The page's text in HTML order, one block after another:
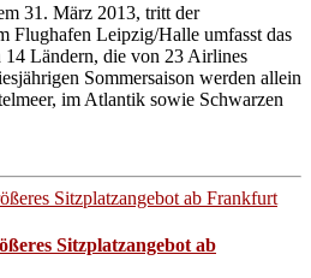
31. März 2013, tritt der
Flughafen Leipzig/Halle umfasst das
Ländern, die von 23 Airlines
Sommersaison werden allein
im Atlantik sowie Schwarzen
Sitzplatzangebot ab